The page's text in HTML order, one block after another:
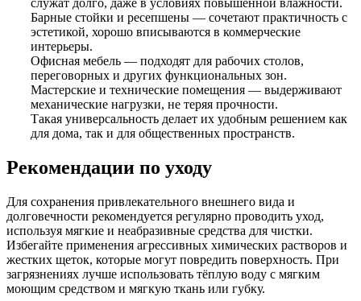
служат долго, даже в условиях повышенной влажности.
Барные стойки и ресепшены — сочетают практичность с
эстетикой, хорошо вписываются в коммерческие
интерьеры.
Офисная мебель — подходят для рабочих столов,
переговорных и других функциональных зон.
Мастерские и технические помещения — выдерживают
механические нагрузки, не теряя прочности.
Такая универсальность делает их удобным решением как
для дома, так и для общественных пространств.
Рекомендации по уходу
Для сохранения привлекательного внешнего вида и
долговечности рекомендуется регулярно проводить уход,
используя мягкие и неабразивные средства для чистки.
Избегайте применения агрессивных химических растворов и
жестких щеток, которые могут повредить поверхность. При
загрязнениях лучше использовать тёплую воду с мягким
моющим средством и мягкую ткань или губку.